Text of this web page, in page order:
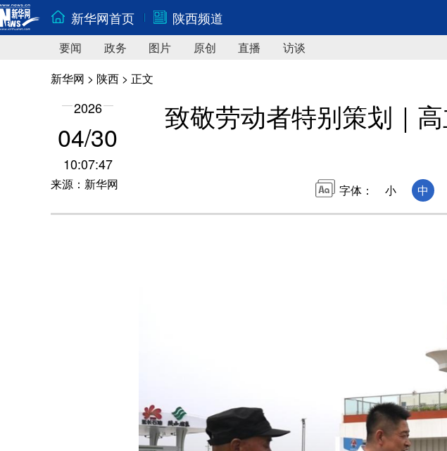
新华网首页 陕西频道
要闻 政务 图片 原创 直播
访谈
新华网 > 陕西 > 正文
2026
04/30
10:07:47
来源：新华网
致敬劳动者特别策划｜
字体： 小 中